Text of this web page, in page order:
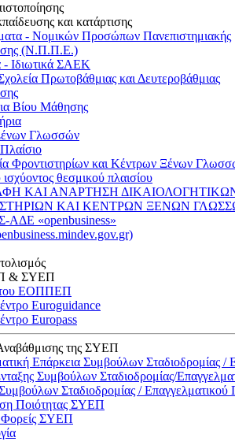
και κατάρτισης
- Νομικών Προσώπων Πανεπιστημιακής
(Ν.Π.Π.Ε.)
- Ιδιωτικά ΣΑΕΚ
Πρωτοβάθμιας και Δευτεροβάθμιας
Βίου Μάθησης
Γλωσσών
Φροντιστηρίων και Κέντρων Ξένων
ισχύοντος θεσμικού πλαισίου
ΚΑΙ ΑΝΑΡΤΗΣΗ
ΚΑΙ ΚΕΝΤΡΩΝ ΞΕΝΩΝ
«openbusiness»
& ΣΥΕΠ
ΕΟΠΠΕΠ
Euroguidance
Europass
της ΣΥΕΠ
Επάρκεια Συμβούλων Σταδιοδρομίας /
Συμβούλων Σταδιοδρομίας/
Σταδιοδρομίας / Επαγγελματικού
Ποιότητας ΣΥΕΠ
Φορείς ΣΥΕΠ